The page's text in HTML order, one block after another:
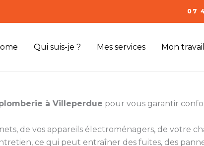
07
Qui suis-je ? Mes services Mon travail
à Villeperdue pour vous garantir
de vos appareils électroménagers, de votre
ce qui peut entraîner des fuites, des